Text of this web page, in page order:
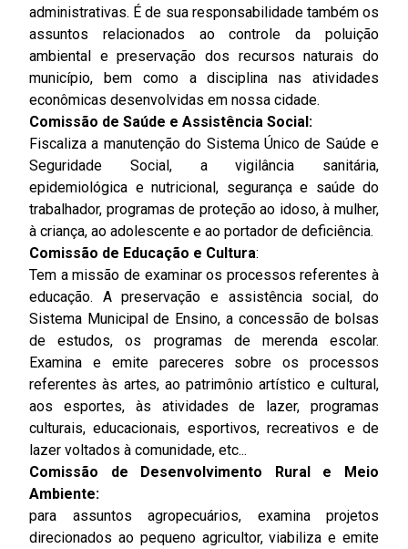
administrativas. É de sua responsabilidade também os
assuntos relacionados ao controle da poluição
ambiental e preservação dos recursos naturais do
município, bem como a disciplina nas atividades
econômicas desenvolvidas em nossa cidade.
Comissão de Saúde e Assistência Social:
Fiscaliza a manutenção do Sistema Único de Saúde e
Seguridade Social, a vigilância sanitária,
epidemiológica e nutricional, segurança e saúde do
trabalhador, programas de proteção ao idoso, à mulher,
à criança, ao adolescente e ao portador de deficiência.
Comissão de Educação e Cultura:
Tem a missão de examinar os processos referentes à
educação. A preservação e assistência social, do
Sistema Municipal de Ensino, a concessão de bolsas
de estudos, os programas de merenda escolar.
Examina e emite pareceres sobre os processos
referentes às artes, ao patrimônio artístico e cultural,
aos esportes, às atividades de lazer, programas
culturais, educacionais, esportivos, recreativos e de
lazer voltados à comunidade, etc...
Comissão de Desenvolvimento Rural e Meio
Ambiente:
para assuntos agropecuários, examina projetos
direcionados ao pequeno agricultor, viabiliza e emite